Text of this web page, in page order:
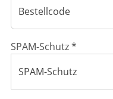
SPAM-Schutz *